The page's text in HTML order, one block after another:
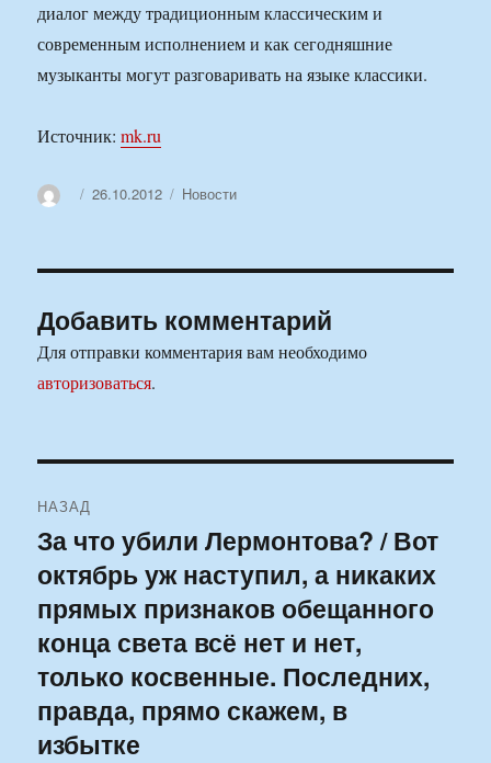
диалог между традиционным классическим и
современным исполнением и как сегодняшние
музыканты могут разговаривать на языке классики.
Источник:mk.ru
АвторОпубликовано
26.10.2012 Рубрики
Новости
Добавить комментарий
Для отправки комментария вам необходимо
авторизоваться.
по
записям
НАЗАД
Предыдущая
запись:
За что убили Лермонтова? / Вот
октябрь уж наступил, а никаких
прямых признаков обещанного
конца света всё нет и нет,
только косвенные. Последних,
правда, прямо скажем, в
избытке